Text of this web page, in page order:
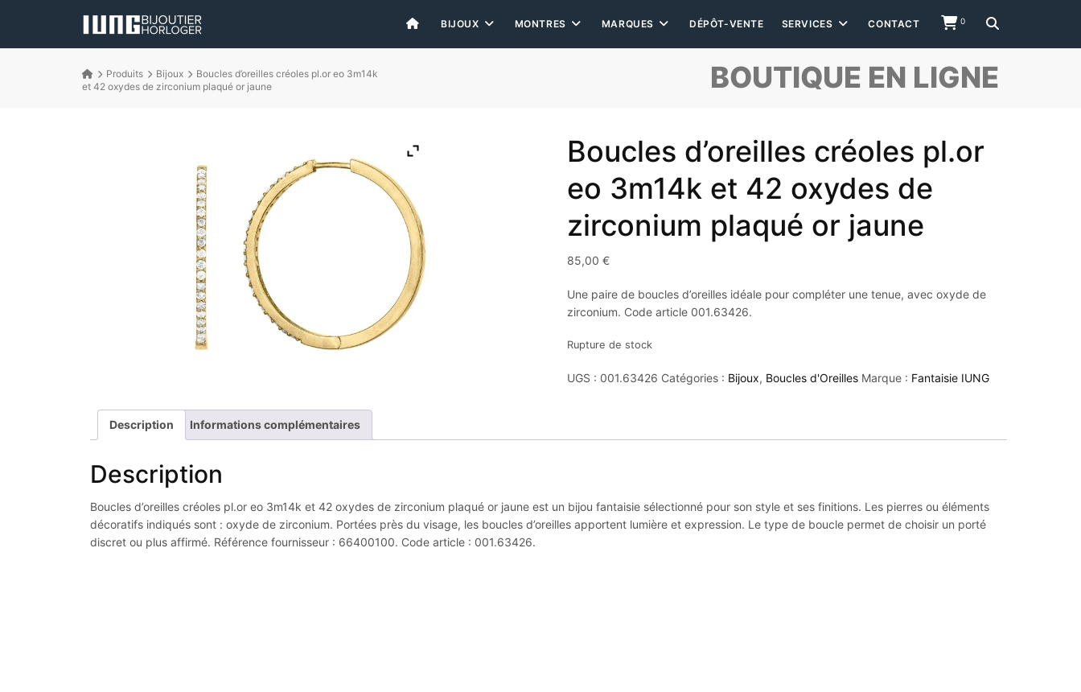
0
BIJOUX MONTRES MARQUES DÉPÔT-VENTE SERVICES CONTACT
BOUTIQUE EN LIGNE
Produits Bijoux
Boucles d’oreilles créoles pl.or eo 3m14k
et 42 oxydes de zirconium plaqué or jaune
Boucles d’oreilles créoles pl.or
eo 3m14k et 42 oxydes de
zirconium plaqué or jaune
85,00 €
Une paire de boucles d’oreilles idéale pour compléter une tenue, avec oxyde de
zirconium. Code article 001.63426.
Rupture de stock
UGS : 001.63426 Catégories : Bijoux, Boucles d'Oreilles Marque : Fantaisie IUNG
Description Informations complémentaires
Description
Boucles d’oreilles créoles pl.or eo 3m14k et 42 oxydes de zirconium plaqué or jaune est un bijou fantaisie sélectionné pour son style et ses finitions. Les pierres ou éléments
décoratifs indiqués sont : oxyde de zirconium. Portées près du visage, les boucles d’oreilles apportent lumière et expression. Le type de boucle permet de choisir un porté
discret ou plus affirmé. Référence fournisseur : 66400100. Code article : 001.63426.